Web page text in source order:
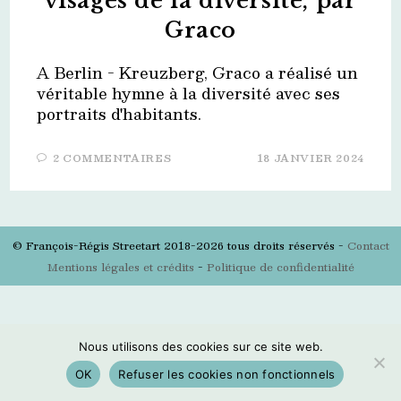
Graco
A Berlin - Kreuzberg, Graco a réalisé un
véritable hymne à la diversité avec ses
portraits d'habitants.
2 COMMENTAIRES 18 JANVIER 2024
© François-Régis Streetart 2018-2026 tous droits réservés - Contact
Mentions légales et crédits - Politique de confidentialité
Nous utilisons des cookies sur ce site web.
OK
Refuser les cookies non fonctionnels